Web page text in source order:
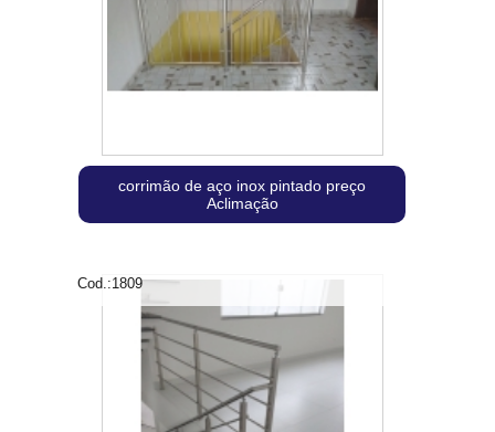
corrimão de aço inox pintado preço
Aclimação
Cod.:1809